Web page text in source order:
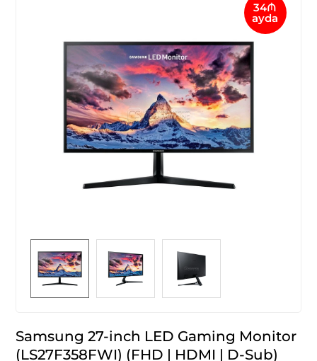
34₼
ayda
Samsung 27-inch LED Gaming Monitor
(LS27F358FWI) (FHD | HDMI | D-Sub)